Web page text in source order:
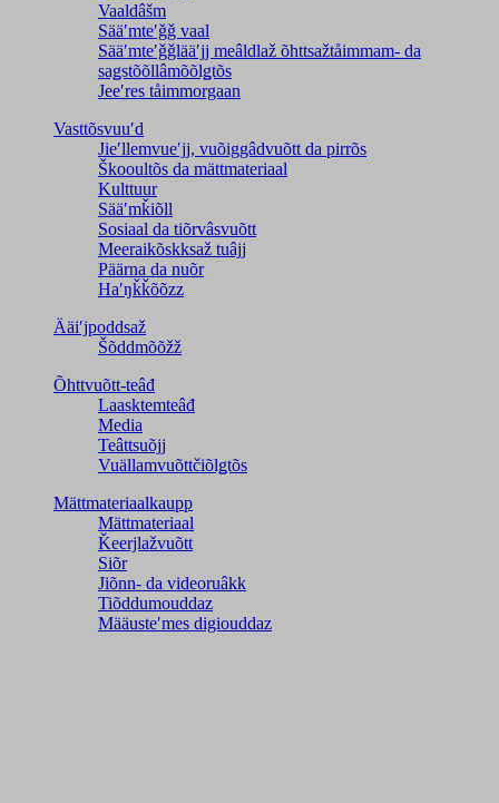
Vaaldâšm
Sääʹmteʹǧǧ vaal
Sääʹmteʹǧǧlääʹjj meâldlaž õhttsažtåimmam- da
saǥstõõllâmõõlǥtõs
Jeeʹres tåimmorgaan
Vasttõsvuuʹd
Jieʹllemvueʹjj, vuõiggâdvuõtt da pirrõs
Škooultõs da mättmateriaal
Kulttuur
Sääʹmǩiõll
Sosiaal da tiõrvâsvuõtt
Meeraikõskksaž tuâjj
Päärna da nuõr
Haʹŋǩǩõõzz
Ääiʹjpoddsaž
Šõddmõõžž
Õhttvuõtt-teâđ
Laasktemteâđ
Media
Teâttsuõjj
Vuällamvuõttčiõlǥtõs
Mättmateriaalkaupp
Mättmateriaal
Ǩeerjlažvuõtt
Siõr
Jiõnn- da videoruâkk
Tiõddumouddaz
Määusteʹmes digiouddaz